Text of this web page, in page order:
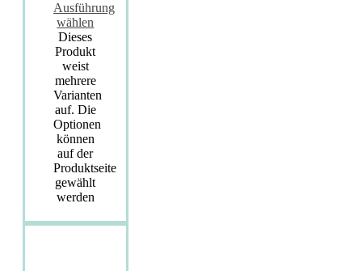
Ausführung
wählen
Dieses
Produkt
weist
mehrere
Varianten
auf. Die
Optionen
können
auf der
Produktseite
gewählt
werden